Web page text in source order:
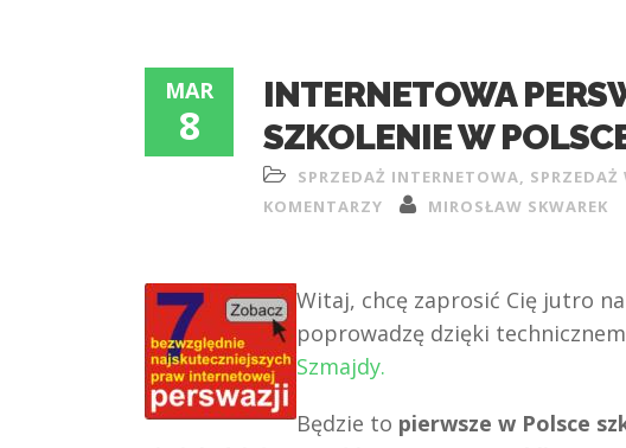
MAR
8
INTERNETOWA
SZKOLENIE W
SPRZEDAŻ INTERNETOWA, SPRZEDAŻ
KOMENTARZY
MIROSŁAW SKWAREK
Witaj, chcę zaprosić Cię jutro
poprowadzę dzięki
Szmajdy.
Będzie to pierwsze w Polsce